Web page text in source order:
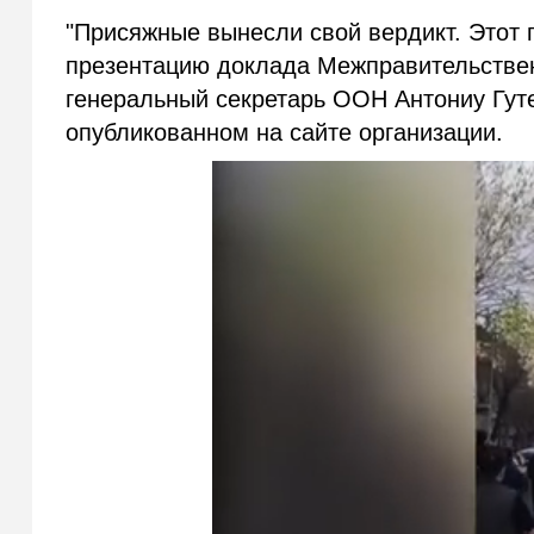
"Присяжные вынесли свой вердикт. Этот
презентацию доклада
генеральный секретарь ООН Антониу
опубликованном на сайте организации.